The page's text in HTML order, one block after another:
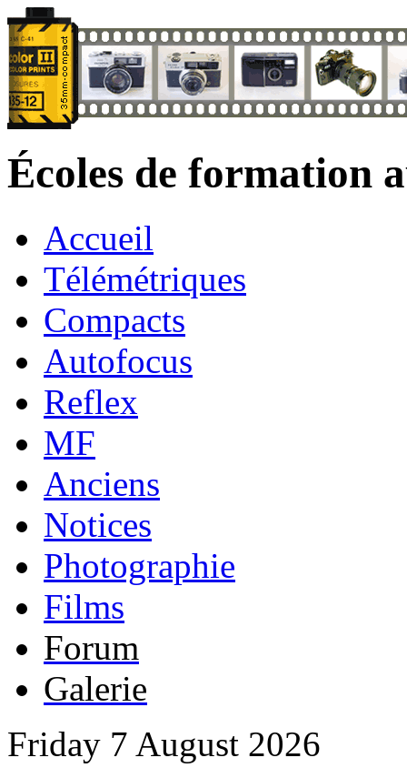
Écoles de formation
Accueil
Télémétriques
Compacts
Autofocus
Reflex
MF
Anciens
Notices
Photographie
Films
Forum
Galerie
Friday 7 August 2026